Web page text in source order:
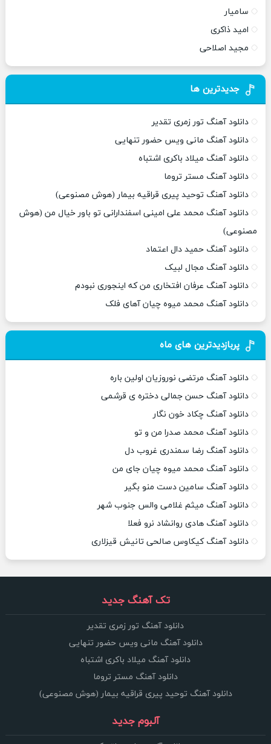
سامیار
امید ذاکری
مجید اصلاحی
جدیدترین ها
دانلود آهنگ تور زمری تقدیر
دانلود آهنگ مانی ویس حضور تنهایی
دانلود آهنگ میلاد باکری اشتباه
دانلود آهنگ مستر تروما
دانلود آهنگ توحید پیری قراقیه بیمار (هوش مصنوعی)
دانلود آهنگ محمد علی امینی اسفندارانی تو باور خیال من (هوش
مصنوعی)
دانلود آهنگ حمید دال اعتماد
دانلود آهنگ مجال لبیک
دانلود آهنگ عرفان افتخاری من که اینجوری نبودم
دانلود آهنگ محمد میوه چیان آهای فلک
پربازدیدترین های ماه
دانلود آهنگ مرتضی نوروزیان اولین باره
دانلود آهنگ حسن جمالی دختره ی قرشمی
دانلود آهنگ چکاد خون نگار
دانلود آهنگ محمد صدرا من و تو
دانلود آهنگ رضا سمندری غروب دل
دانلود آهنگ محمد میوه چیان جای من
دانلود آهنگ سامین دست منو بگیر
دانلود آهنگ میثم غلامی والس جنوب شهر
دانلود آهنگ هادی روانشاد نرو فعلا
دانلود آهنگ کیکاوس صالحی تانیش قیزلاری
تک آهنگ جدید
دانلود آهنگ تور زمری تقدیر
دانلود آهنگ مانی ویس حضور تنهایی
دانلود آهنگ میلاد باکری اشتباه
دانلود آهنگ مستر تروما
دانلود آهنگ توحید پیری قراقیه بیمار (هوش مصنوعی)
آلبوم جدید